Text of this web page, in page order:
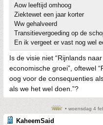
Aow leeftijd omhoog
Ziektewet een jaar korter
Ww gehalveerd
Transitievergoeding op de
En ik vergeet er vast nog wel
Is de visie niet “Rijnlands
economische groei”, oftewel
oog voor de consequenties
als we het wel doen.”?
• woensdag 4
KaheemSaid